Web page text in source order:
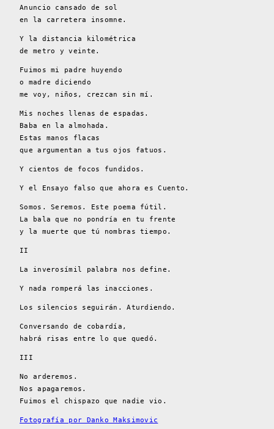
Anuncio cansado de sol
en la carretera insomne.
Y la distancia kilométrica
de metro y veinte.
Fuimos mi padre huyendo
o madre diciendo
me voy, niños, crezcan sin mí.
Mis noches llenas de espadas.
Baba en la almohada.
Estas manos flacas
que argumentan a tus ojos fatuos.
Y cientos de focos fundidos.
Y el Ensayo falso que ahora es Cuento.
Somos. Seremos. Este poema fútil.
La bala que no pondría en tu frente
y la muerte que tú nombras tiempo.
II
La inverosímil palabra nos define.
Y nada romperá las inacciones.
Los silencios seguirán. Aturdiendo.
Conversando de cobardía,
habrá risas entre lo que quedó.
III
No arderemos.
Nos apagaremos.
Fuimos el chispazo que nadie vio.
Fotografía por Danko Maksimovic